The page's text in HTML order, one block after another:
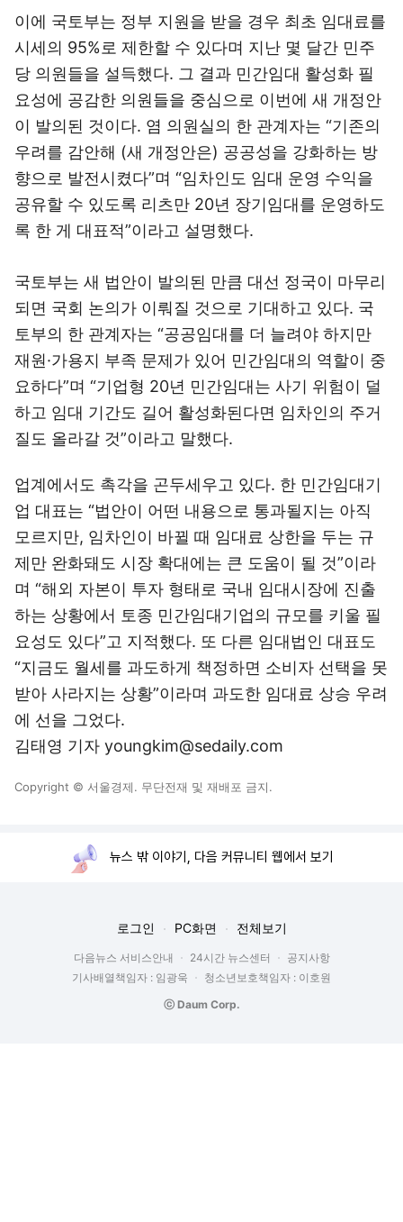
이에 국토부는 정부 지원을 받을 경우 최초 임대료를
시세의 95%로 제한할 수 있다며 지난 몇 달간 민주
당 의원들을 설득했다. 그 결과 민간임대 활성화 필
요성에 공감한 의원들을 중심으로 이번에 새 개정안
이 발의된 것이다. 염 의원실의 한 관계자는 “기존의
우려를 감안해 (새 개정안은) 공공성을 강화하는 방
향으로 발전시켰다”며 “임차인도 임대 운영 수익을
공유할 수 있도록 리츠만 20년 장기임대를 운영하도
록 한 게 대표적”이라고 설명했다.
국토부는 새 법안이 발의된 만큼 대선 정국이 마무리
되면 국회 논의가 이뤄질 것으로 기대하고 있다. 국
토부의 한 관계자는 “공공임대를 더 늘려야 하지만
재원·가용지 부족 문제가 있어 민간임대의 역할이 중
요하다”며 “기업형 20년 민간임대는 사기 위험이 덜
하고 임대 기간도 길어 활성화된다면 임차인의 주거
질도 올라갈 것”이라고 말했다.
업계에서도 촉각을 곤두세우고 있다. 한 민간임대기
업 대표는 “법안이 어떤 내용으로 통과될지는 아직
모르지만, 임차인이 바뀔 때 임대료 상한을 두는 규
제만 완화돼도 시장 확대에는 큰 도움이 될 것”이라
며 “해외 자본이 투자 형태로 국내 임대시장에 진출
하는 상황에서 토종 민간임대기업의 규모를 키울 필
요성도 있다”고 지적했다. 또 다른 임대법인 대표도
“지금도 월세를 과도하게 책정하면 소비자 선택을 못
받아 사라지는 상황”이라며 과도한 임대료 상승 우려
에 선을 그었다.
김태영 기자 youngkim@sedaily.com
Copyright © 서울경제. 무단전재 및 재배포 금지.
뉴스 밖 이야기, 다음 커뮤니티 웹에서 보기
로그인 PC화면 전체보기
다음뉴스 서비스안내 24시간 뉴스센터
공지사항
기사배열책임자 : 임광욱
청소년보호책임자 : 이호원
ⓒ Daum Corp.